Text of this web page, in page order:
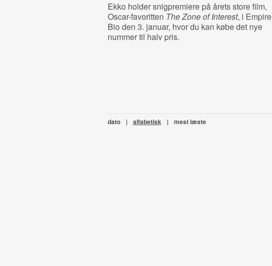
Ekko holder snigpremiere på årets store film,
Oscar-favoritten The Zone of Interest, i Empire
Bio den 3. januar, hvor du kan købe det nye
nummer til halv pris.
dato | alfabetisk | mest læste